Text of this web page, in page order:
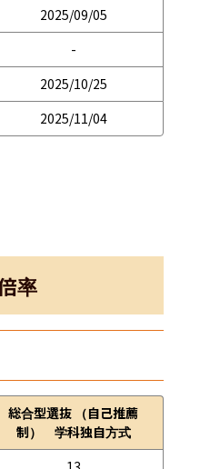
2025/09/05
-
2025/10/25
2025/11/04
率
総合型選抜 （自己推薦
制） 学科独自方式